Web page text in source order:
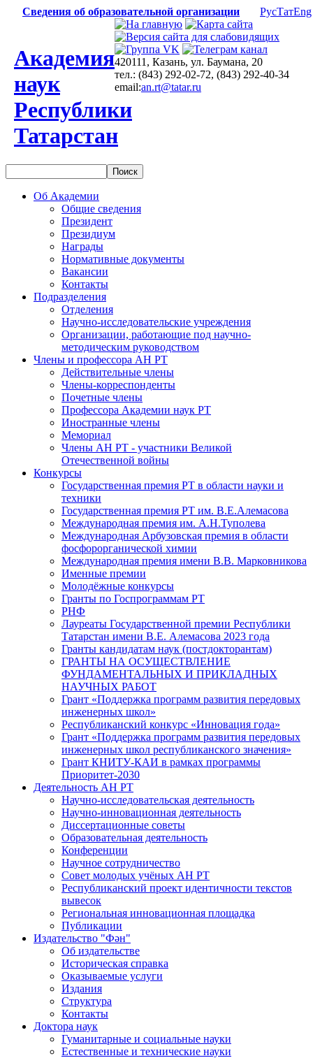
Сведения об образовательной организации РусТатEng
Академия
наук
Республики
Татарстан
420111, Казань, ул. Баумана, 20
тел.: (843) 292-02-72, (843) 292-40-34
email:an.rt@tatar.ru
Об Академии
Общие сведения
Президент
Президиум
Награды
Нормативные документы
Вакансии
Контакты
Подразделения
Отделения
Научно-исследовательские учреждения
Организации, работающие под научно-
методическим руководством
Члены и профессора АН РТ
Действительные члены
Члены-корреспонденты
Почетные члены
Профессора Академии наук РТ
Иностранные члены
Мемориал
Члены АН РТ - участники Великой
Отечественной войны
Конкурсы
Государственная премия РТ в области науки и
техники
Государственная премия РТ им. В.Е.Алемасова
Международная премия им. А.Н.Туполева
Международная Арбузовская премия в области
фосфорорганической химии
Международная премия имени В.В. Марковникова
Именные премии
Молодёжные конкурсы
Гранты по Госпрограммам РТ
РНФ
Лауреаты Государственной премии Республики
Татарстан имени В.Е. Алемасова 2023 года
Гранты кандидатам наук (постдокторантам)
ГРАНТЫ НА ОСУЩЕСТВЛЕНИЕ
ФУНДАМЕНТАЛЬНЫХ И ПРИКЛАДНЫХ
НАУЧНЫХ РАБОТ
Грант «Поддержка программ развития передовых
инженерных школ»
Республиканский конкурс «Инновация года»
Грант «Поддержка программ развития передовых
инженерных школ республиканского значения»
Грант КНИТУ-КАИ в рамках программы
Приоритет-2030
Деятельность АН РТ
Научно-исследовательская деятельность
Научно-инновационная деятельность
Диссертационные советы
Образовательная деятельность
Конференции
Научное сотрудничество
Совет молодых учёных АН РТ
Республиканский проект идентичности текстов
вывесок
Региональная инновационная площадка
Публикации
Издательство "Фән"
Об издательстве
Историческая справка
Оказываемые услуги
Издания
Структура
Контакты
Доктора наук
Гуманитарные и социальные науки
Естественные и технические науки